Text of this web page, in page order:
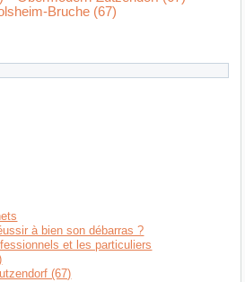
Bruche (67)
à bien son débarras ?
et les particuliers
(67)